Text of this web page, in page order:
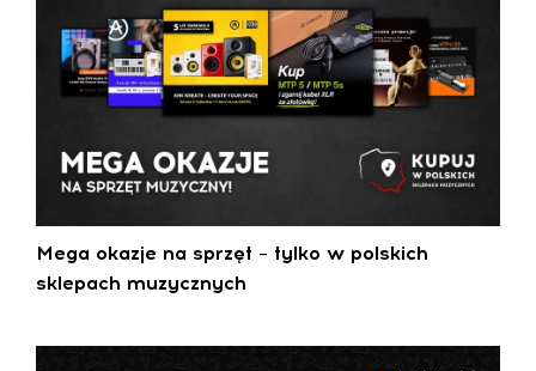
Mega okazje na sprzęt – tylko w polskich
sklepach muzycznych